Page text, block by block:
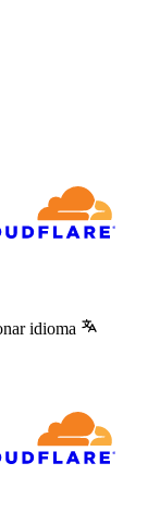
idioma